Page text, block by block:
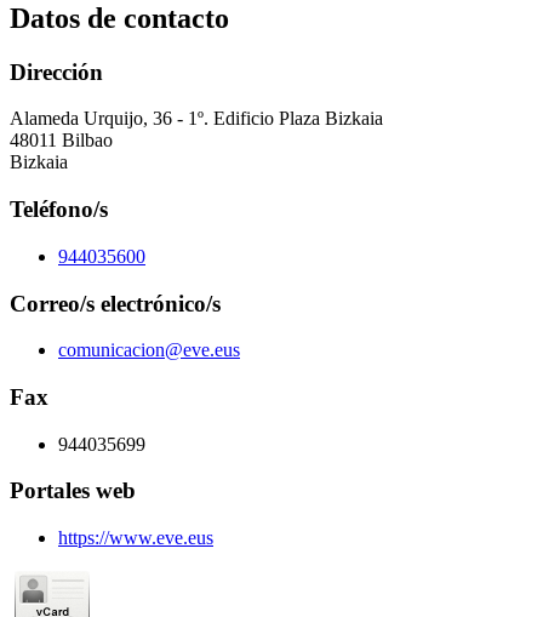
Datos de contacto
Dirección
Alameda Urquijo, 36 - 1º. Edificio Plaza Bizkaia
48011 Bilbao
Bizkaia
Teléfono/s
944035600
Correo/s electrónico/s
comunicacion@eve.eus
Fax
944035699
Portales web
https://www.eve.eus